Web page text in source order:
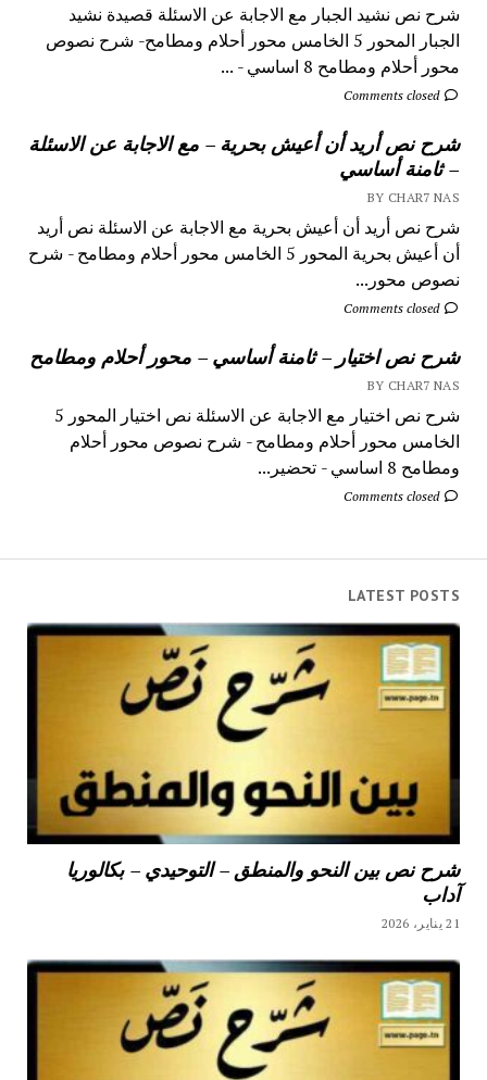
شرح نص نشيد الجبار مع الاجابة عن الاسئلة قصيدة نشيد
الجبار المحور 5 الخامس محور أحلام ومطامح- شرح نصوص
محور أحلام ومطامح 8 اساسي - ...
Comments closed
شرح نص أريد أن أعيش بحرية – مع الاجابة عن الاسئلة
– ثامنة أساسي
BY CHAR7 NAS
شرح نص أريد أن أعيش بحرية مع الاجابة عن الاسئلة نص أريد
أن أعيش بحرية المحور 5 الخامس محور أحلام ومطامح - شرح
نصوص محور...
Comments closed
شرح نص اختيار – ثامنة أساسي – محور أحلام ومطامح
BY CHAR7 NAS
شرح نص اختيار مع الاجابة عن الاسئلة نص اختيار المحور 5
الخامس محور أحلام ومطامح - شرح نصوص محور أحلام
ومطامح 8 اساسي - تحضير...
Comments closed
LATEST POSTS
شرح نص بين النحو والمنطق – التوحيدي – بكالوريا
آداب
21 يناير، 2026